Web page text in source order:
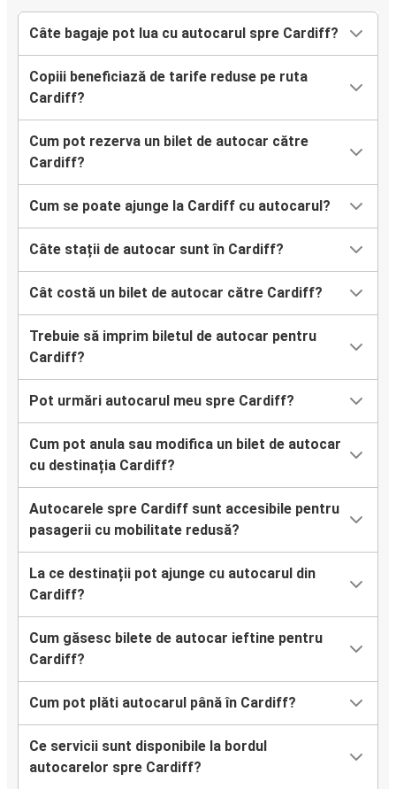
Câte bagaje pot lua cu autocarul spre Cardiff?
Copiii beneficiază de tarife reduse pe ruta
Cardiff?
Cum pot rezerva un bilet de autocar către
Cardiff?
Cum se poate ajunge la Cardiff cu autocarul?
Câte stații de autocar sunt în Cardiff?
Cât costă un bilet de autocar către Cardiff?
Trebuie să imprim biletul de autocar pentru
Cardiff?
Pot urmări autocarul meu spre Cardiff?
Cum pot anula sau modifica un bilet de autocar
cu destinația Cardiff?
Autocarele spre Cardiff sunt accesibile pentru
pasagerii cu mobilitate redusă?
La ce destinații pot ajunge cu autocarul din
Cardiff?
Cum găsesc bilete de autocar ieftine pentru
Cardiff?
Cum pot plăti autocarul până în Cardiff?
Ce servicii sunt disponibile la bordul
autocarelor spre Cardiff?